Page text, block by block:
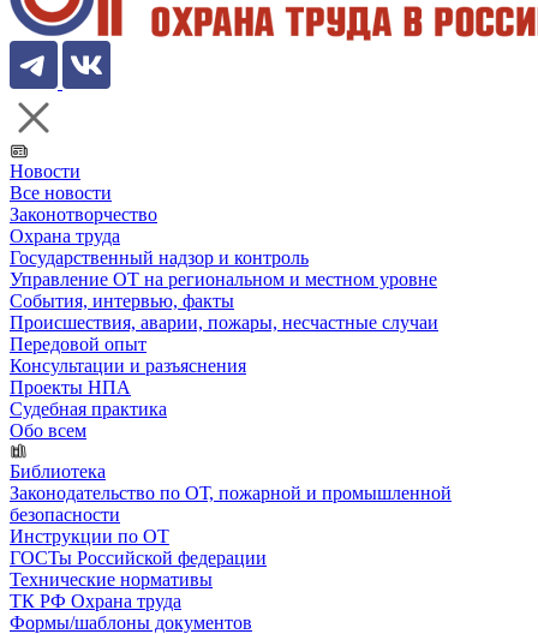
Новости
Все новости
Законотворчество
Охрана труда
Государственный надзор и контроль
Управление ОТ на региональном и местном уровне
События, интервью, факты
Происшествия, аварии, пожары, несчастные случаи
Передовой опыт
Консультации и разъяснения
Проекты НПА
Судебная практика
Обо всем
Библиотека
Законодательство по ОТ, пожарной и промышленной
безопасности
Инструкции по ОТ
ГОСТы Российской федерации
Технические нормативы
ТК РФ Охрана труда
Формы/шаблоны документов